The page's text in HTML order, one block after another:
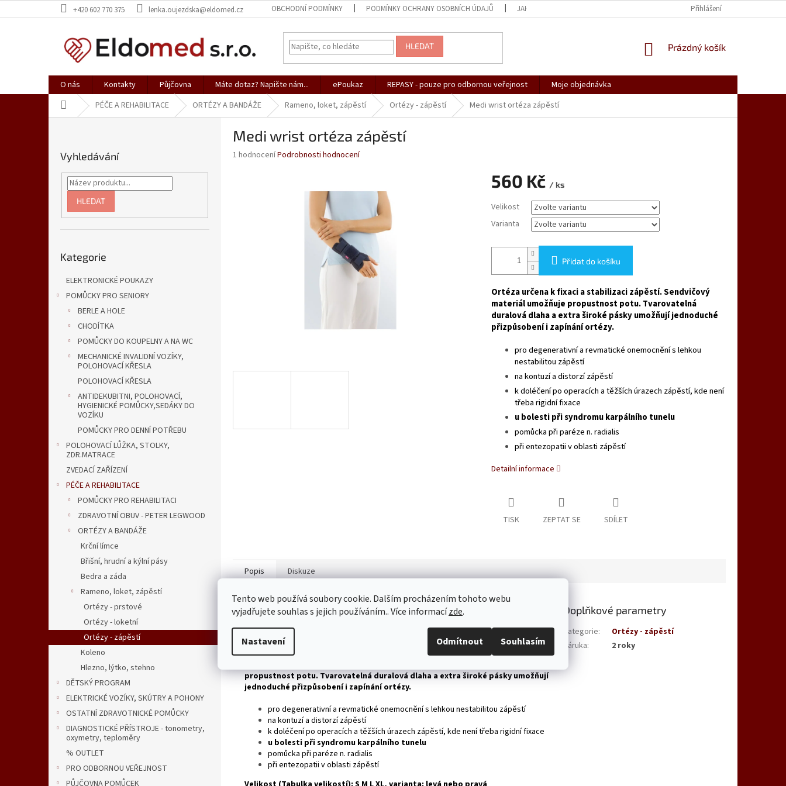
Tento web používá soubory cookie. Dalším procházením tohoto webu
vyjadřujete souhlas s jejich používáním.. Více informacízde.
Nastavení Odmítnout Souhlasím
na
+420 602 770 375 lenka.oujezdska@eldomed.cz OBCHODNÍ PODMÍNKY PODMÍNKY OCHRANY OSOBNÍCH ÚDAJŮ JAK NAKUPOVAT REKLAMACE, VRÁCENÍ ZBOŽÍ
Přihlášení
HLEDAT
NÁKUPNÍ
Prázdný košík
O nás Kontakty Půjčovna Máte dotaz? Napište nám... ePoukaz REPASY - pouze pro odbornou veřejnost
Moje objednávka
Domů PÉČE A REHABILITACE ORTÉZY A BANDÁŽE Rameno, loket, zápěstí Ortézy - zápěstí Medi wrist ortéza zápěstí
Vyhledávání
HLEDAT
kategorie
Kategorie
ELEKTRONICKÉ POUKAZY
POMŮCKY PRO SENIORY
BERLE A HOLE
CHODÍTKA
POMŮCKY DO KOUPELNY A NA WC
MECHANICKÉ INVALIDNÍ VOZÍKY,
POLOHOVACÍ KŘESLA
POLOHOVACÍ KŘESLA
ANTIDEKUBITNI, POLOHOVACÍ,
HYGIENICKÉ POMŮCKY,SEDÁKY DO
VOZÍKU
POMŮCKY PRO DENNÍ POTŘEBU
POLOHOVACÍ LŮŽKA, STOLKY,
ZDR.MATRACE
ZVEDACÍ ZAŘÍZENÍ
PÉČE A REHABILITACE
POMŮCKY PRO REHABILITACI
ZDRAVOTNÍ OBUV - PETER LEGWOOD
ORTÉZY A BANDÁŽE
Krční límce
Břišní, hrudní a kýlní pásy
Bedra a záda
Rameno, loket, zápěstí
Ortézy - prstové
Ortézy - loketní
Ortézy - zápěstí
Koleno
Hlezno, lýtko, stehno
DĚTSKÝ PROGRAM
ELEKTRICKÉ VOZÍKY, SKÚTRY A POHONY
OSTATNÍ ZDRAVOTNICKÉ POMŮCKY
DIAGNOSTICKÉ PŘÍSTROJE - tonometry,
oxymetry, teploměry
% OUTLET
PRO ODBORNOU VEŘEJNOST
Medi wrist ortéza zápěstí
Průměrné
1 hodnoceníPodrobnosti hodnocení
560 Kč / ks
cena:
Velikost
Varianta
Přidat do košíku
Ortéza určena k fixaci a stabilizaci zápěstí. Sendvičový
materiál umožňuje propustnost potu. Tvarovatelná
duralová dlaha a extra široké pásky umožňují jednoduché
přizpůsobení i zapínání ortézy.
pro degenerativní a revmatické onemocnění s lehkou
nestabilitou zápěstí
na kontuzí a distorzí zápěstí
k doléčení po operacích a těžších úrazech zápěstí, kde není
třeba rigidní fixace
u bolesti při syndromu karpálního tunelu
pomůcka při paréze n. radialis
při entezopatii v oblasti zápěstí
Detailní informace
TISK ZEPTAT SE SDÍLET
Popis Diskuze
Detailní popis produktu
částečně HRAZENO ZDRAV. POJIŠŤOVNOU , ÚHRADA: 340,- Kč, kód SÚKL: 5000605,
DOPLATEK 220- Kč
propustnost potu. Tvarovatelná duralová dlaha a extra široké pásky umožňují
jednoduché přizpůsobení i zapínání ortézy.
pro degenerativní a revmatické onemocnění s lehkou nestabilitou zápěstí
na kontuzí a distorzí zápěstí
k doléčení po operacích a těžších úrazech zápěstí, kde není třeba rigidní fixace
u bolesti při syndromu karpálního tunelu
pomůcka při paréze n. radialis
při entezopatii v oblasti zápěstí
Doplňkové parametry
Kategorie:
Ortézy - zápěstí
Záruka: 2 roky